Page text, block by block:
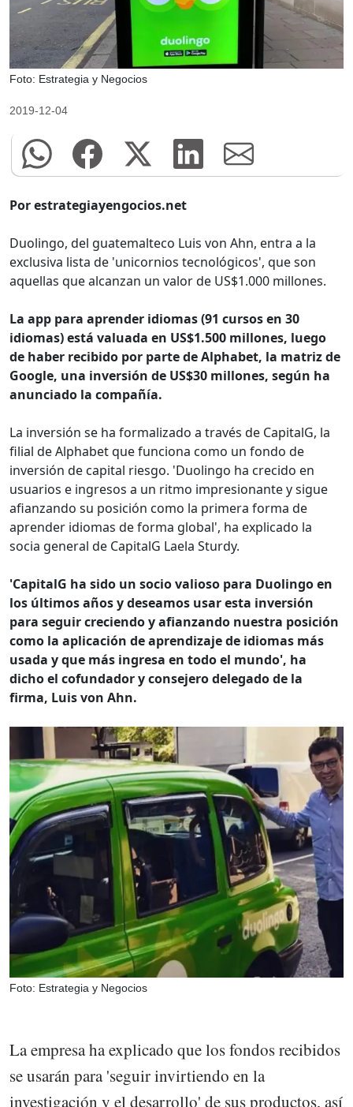
Foto: Estrategia y Negocios
2019-12-04
Por estrategiayengocios.net
Duolingo, del guatemalteco Luis von Ahn, entra a la
exclusiva lista de 'unicornios tecnológicos', que son
aquellas que alcanzan un valor de US$1.000 millones.
La app para aprender idiomas (91 cursos en 30
idiomas) está valuada en US$1.500 millones, luego
de haber recibido por parte de Alphabet, la matriz de
Google, una inversión de US$30 millones, según ha
anunciado la compañía.
La inversión se ha formalizado a través de CapitalG, la
filial de Alphabet que funciona como un fondo de
inversión de capital riesgo. 'Duolingo ha crecido en
usuarios e ingresos a un ritmo impresionante y sigue
afianzando su posición como la primera forma de
aprender idiomas de forma global', ha explicado la
socia general de CapitalG Laela Sturdy.
'CapitalG ha sido un socio valioso para Duolingo en
los últimos años y deseamos usar esta inversión
para seguir creciendo y afianzando nuestra posición
como la aplicación de aprendizaje de idiomas más
usada y que más ingresa en todo el mundo', ha
dicho el cofundador y consejero delegado de la
firma, Luis von Ahn.
Foto: Estrategia y Negocios
La empresa ha explicado que los fondos recibidos
se usarán para 'seguir invirtiendo en la
investigación y el desarrollo' de sus productos, así